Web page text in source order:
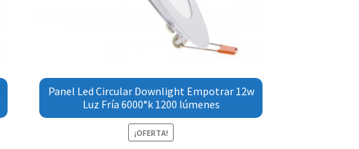
Panel Led Circular Downlight Empotrar 12w
Luz Fría 6000°k 1200 lúmenes
¡OFERTA!